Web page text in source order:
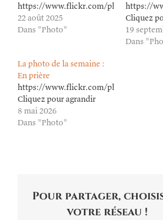
https://www.flickr.com/photos/
22 août 2025
Dans "Photo"
https://
Cliquez
19
Dans
La photo de la semaine :
En prière
https://www.flickr.com/photos/
Cliquez pour agrandir
8 mai 2026
Dans "Photo"
Pour partager,
votre réseau !